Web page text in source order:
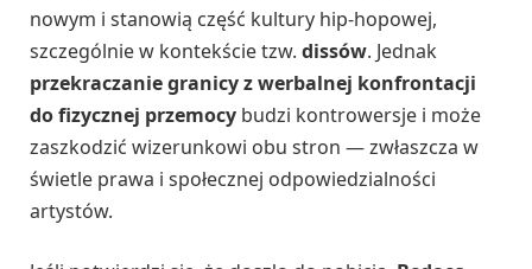
nowym i stanowią część kultury hip-hopowej,
szczególnie w kontekście tzw. dissów. Jednak
przekraczanie granicy z werbalnej konfrontacji
do fizycznej przemocy budzi kontrowersje i może
zaszkodzić wizerunkowi obu stron — zwłaszcza w
świetle prawa i społecznej odpowiedzialności
artystów.